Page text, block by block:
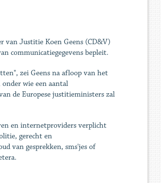
van Justitie Koen Geens (CD&V)
communicatiegegevens bepleit.
zei Geens na afloop van het
wie een aantal
de Europese justitieministers zal
en internetproviders verplicht
gerecht en
van gesprekken, sms'jes of